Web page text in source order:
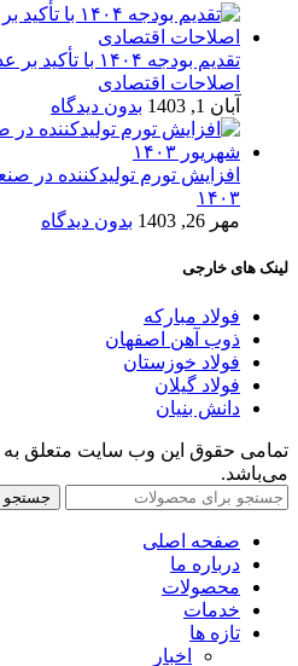
تقدیم بودجه
اصلاحات اقتصادی
آبان 1, 1403
بدون دیدگاه
۱۴۰۳
مهر 26, 1403
بدون دیدگاه
لینک های خارجی
فولاد مبارکه
ذوب آهن اصفهان
فولاد خوزستان
فولاد گیلان
دانش بنیان
تمامی حقوق این وب سایت متعلق
می‌باشد.
جستجو
صفحه اصلی
درباره ما
محصولات
خدمات
تازه ها
اخبار